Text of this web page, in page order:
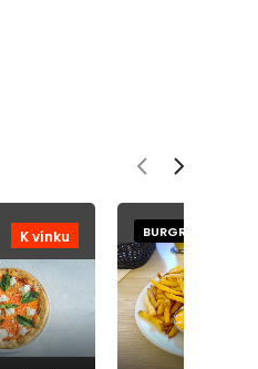
K vínku BURGRE